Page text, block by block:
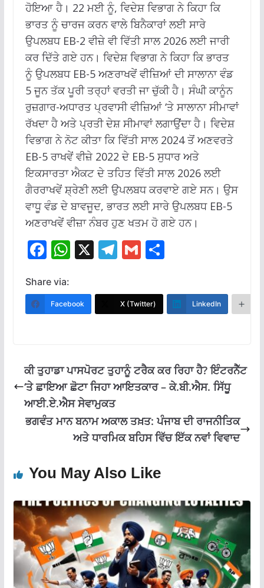
ਹੋਇਆ ਹੈ। 22 ਮਈ ਨੂੰ, ਵਿਦੇਸ਼ ਵਿਭਾਗ ਨੇ ਕਿਹਾ ਕਿ
ਭਾਰਤ ਨੂੰ ਚਾਰਜ ਕਰਨ ਵਾਲੇ ਬਿਨੈਕਾਰਾਂ ਲਈ ਸਾਰੇ
ਉਪਲਬਧ EB-2 ਵੀਜ਼ੇ ਵੀ ਵਿੱਤੀ ਸਾਲ 2026 ਲਈ ਜਾਰੀ
ਕਰ ਦਿੱਤੇ ਗਏ ਹਨ। ਵਿਦੇਸ਼ ਵਿਭਾਗ ਨੇ ਕਿਹਾ ਕਿ ਭਾਰਤ
ਨੂੰ ਉਪਲਬਧ EB-5 ਅਣਰਾਖਵੇਂ ਵੀਜ਼ਿਆਂ ਦੀ ਸਾਲਾਨਾ ਵੰਡ
5 ਜੂਨ ਤੱਕ ਪੂਰੀ ਤਰ੍ਹਾਂ ਵਰਤੀ ਜਾ ਚੁੱਕੀ ਹੈ। ਸੰਘੀ ਕਾਨੂੰਨ
ਰੁਜ਼ਗਾਰ-ਅਧਾਰਤ ਪ੍ਰਵਾਸੀ ਵੀਜ਼ਿਆਂ ‘ਤੇ ਸਾਲਾਨਾ ਸੀਮਾਵਾਂ
ਰੱਖਦਾ ਹੈ ਅਤੇ ਪ੍ਰਤੀ ਦੇਸ਼ ਸੀਮਾਵਾਂ ਲਗਾਉਂਦਾ ਹੈ। ਵਿਦੇਸ਼
ਵਿਭਾਗ ਨੇ ਨੋਟ ਕੀਤਾ ਕਿ ਵਿੱਤੀ ਸਾਲ 2024 ਤੋਂ ਅਣਵਰਤੇ
EB-5 ਰਾਖਵੇਂ ਵੀਜ਼ੇ 2022 ਦੇ EB-5 ਸੁਧਾਰ ਅਤੇ
ਇਕਸਾਰਤਾ ਐਕਟ ਦੇ ਤਹਿਤ ਵਿੱਤੀ ਸਾਲ 2026 ਲਈ
ਗੈਰਰਾਖਵੇਂ ਸ਼੍ਰੇਣੀ ਲਈ ਉਪਲਬਧ ਕਰਵਾਏ ਗਏ ਸਨ। ਉਸ
ਵਾਧੂ ਵੰਡ ਦੇ ਬਾਵਜੂਦ, ਭਾਰਤ ਲਈ ਸਾਰੇ ਉਪਲਬਧ EB-5
ਅਣਰਾਖਵੇਂ ਵੀਜ਼ਾ ਨੰਬਰ ਹੁਣ ਖਤਮ ਹੋ ਗਏ ਹਨ।
F
e
b
k
W
at
s
p
X T
e
gr
G
ai
l
S
ar
e
Share via:
Facebook X (Twitter) LinkedIn
ਕੀ ਤੁਹਾਡਾ ਪਾਸਪੋਰਟ ਤੁਹਾਨੂੰ ਟਰੈਕ ਕਰ ਰਿਹਾ ਹੈ? ਇੰਟਰਨੈੱਟ
‘ਤੇ ਛਾਇਆ ਛੋਟਾ ਜਿਹਾ ਆਇਤਕਾਰ – ਕੇ.ਬੀ.ਐਸ. ਸਿੱਧੂ
ਆਈ.ਏ.ਐਸ ਸੇਵਾਮੁਕਤ
ਭਗਵੰਤ ਮਾਨ ਬਨਾਮ ਅਕਾਲ ਤਖ਼ਤ: ਪੰਜਾਬ ਦੀ ਰਾਜਨੀਤਿਕ
ਅਤੇ ਧਾਰਮਿਕ ਬਹਿਸ ਵਿੱਚ ਇੱਕ ਨਵਾਂ ਵਿਵਾਦ
You May Also Like